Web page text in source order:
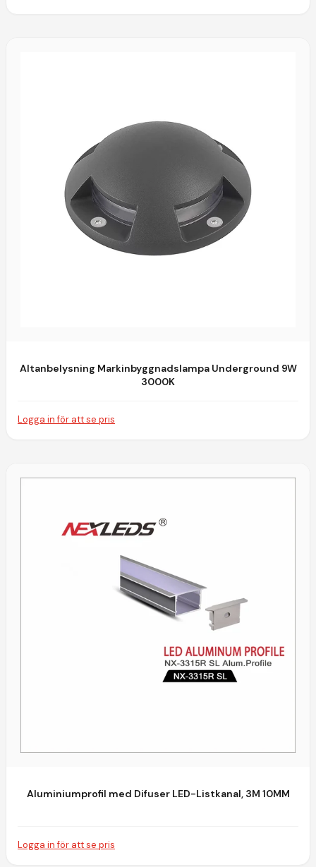
Altanbelysning Markinbyggnadslampa Underground 9W
3000K
Logga in för att se pris
Aluminiumprofil med Difuser LED-Listkanal, 3M 10MM
Logga in för att se pris